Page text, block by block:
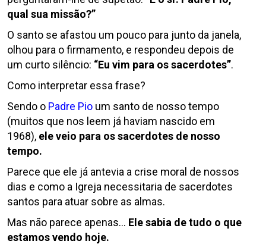
qual sua missão?”
O santo se afastou um pouco para junto da janela,
olhou para o firmamento, e respondeu depois de
um curto silêncio: “Eu vim para os sacerdotes”.
Como interpretar essa frase?
Sendo o Padre Pio um santo de nosso tempo
(muitos que nos leem já haviam nascido em
1968), ele veio para os sacerdotes de nosso
tempo.
Parece que ele já antevia a crise moral de nossos
dias e como a Igreja necessitaria de sacerdotes
santos para atuar sobre as almas.
Mas não parece apenas… Ele sabia de tudo o que
estamos vendo hoje.